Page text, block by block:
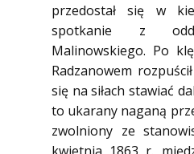
przedostał się w
spotkanie z
Malinowskiego. Po
Radzanowem
się na siłach stawiać
to ukarany naganą
zwolniony ze